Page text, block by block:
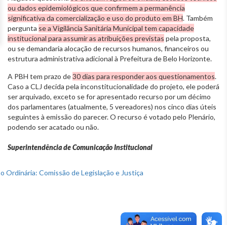
ou dados epidemiológicos que confirmem a permanência
significativa da comercialização e uso do produto em BH. Também
pergunta se a Vigilância Sanitária Municipal tem capacidade
institucional para assumir as atribuições previstas pela proposta,
ou se demandaria alocação de recursos humanos, financeiros ou
estrutura administrativa adicional à Prefeitura de Belo Horizonte.
A PBH tem prazo de30 dias para responder aos questionamentos.
Caso a CLJ decida pela inconstitucionalidade do projeto, ele poderá
ser arquivado, exceto se for apresentado recurso por um décimo
dos parlamentares (atualmente, 5 vereadores) nos cinco dias úteis
seguintes à emissão do parecer. O recurso é votado pelo Plenário,
podendo ser acatado ou não.
Superintendência de Comunicação Institucional